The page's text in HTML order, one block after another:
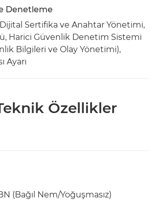
Denetleme
Dijital Sertifika ve Anahtar Yönetimi,
Harici Güvenlik Denetim Sistemi
Bilgileri ve Olay Yönetimi),
Ayarı
Özellikler
(Bağıl Nem/Yoğuşmasız)